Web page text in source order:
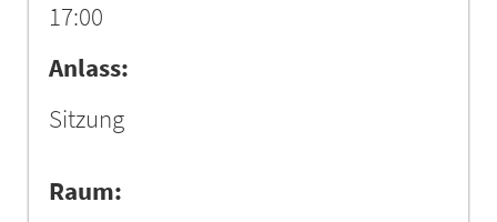
17:00
Anlass:
Sitzung
Raum: